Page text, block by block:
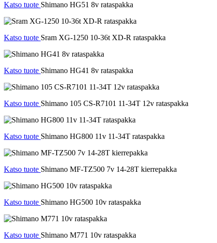
Katso tuote Shimano HG51 8v rataspakka
Katso tuote Sram XG-1250 10-36t XD-R rataspakka
Katso tuote Shimano HG41 8v rataspakka
Katso tuote Shimano 105 CS-R7101 11-34T 12v rataspakka
Katso tuote Shimano HG800 11v 11-34T rataspakka
Katso tuote Shimano MF-TZ500 7v 14-28T kierrepakka
Katso tuote Shimano HG500 10v rataspakka
Katso tuote Shimano M771 10v rataspakka